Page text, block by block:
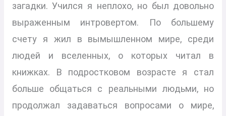
загадки. Учился я неплохо, но был довольно
выраженным интровертом. По большему
счету я жил в вымышленном мире, среди
людей и вселенных, о которых читал в
книжках. В подростковом возрасте я стал
больше общаться с реальными людьми, но
продолжал задаваться вопросами о мире,